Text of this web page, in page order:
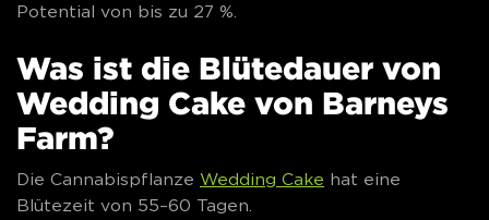
Potential von bis zu 27 %.
Was ist die Blütedauer von
Wedding Cake von Barneys
Farm?
Die Cannabispflanze Wedding Cake hat eine
Blütezeit von 55–60 Tagen.